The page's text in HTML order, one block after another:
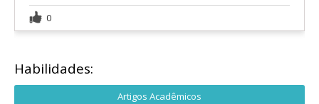
0
Habilidades:
Artigos Acadêmicos